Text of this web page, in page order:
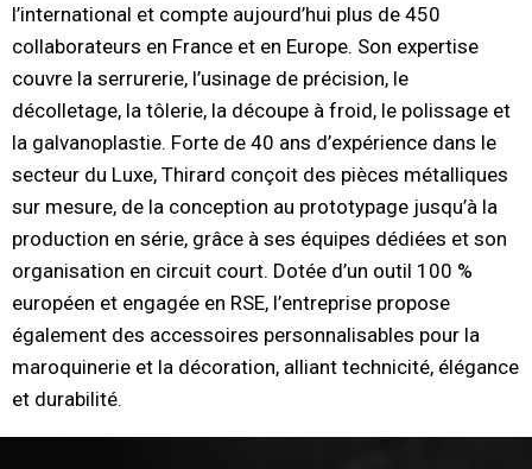
l’international et compte aujourd’hui plus de 450
collaborateurs en France et en Europe. Son expertise
couvre la serrurerie, l’usinage de précision, le
décolletage, la tôlerie, la découpe à froid, le polissage et
la galvanoplastie. Forte de 40 ans d’expérience dans le
secteur du Luxe, Thirard conçoit des pièces métalliques
sur mesure, de la conception au prototypage jusqu’à la
production en série, grâce à ses équipes dédiées et son
organisation en circuit court. Dotée d’un outil 100 %
européen et engagée en RSE, l’entreprise propose
également des accessoires personnalisables pour la
maroquinerie et la décoration, alliant technicité, élégance
et durabilité.